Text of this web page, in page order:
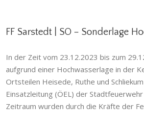
FF Sarstedt | SO – Sonderlage
In der Zeit vom 23.12.2023 bis zum
aufgrund einer Hochwasserlage in der
Ortsteilen Heisede, Ruthe und
Einsatzleitung (ÖEL) der
Zeitraum wurden durch die Kräfte der